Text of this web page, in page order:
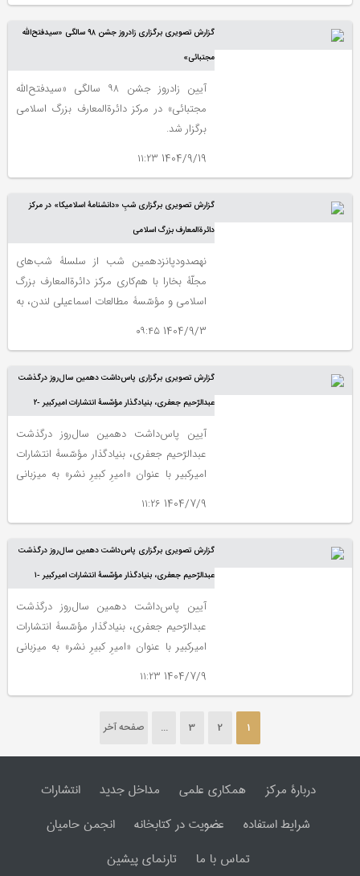
گزارش تصویری برگزاری زادروز جشن ٩٨ سالگی «سیدفتح‌الله
مجتبائی»
آیین زادروز جشن ٩٨ سالگی «سیدفتح‌الله
مجتبائی» در مرکز دائرةالمعارف بزرگ اسلامی
برگزار شد.
1404/9/19 ۱۱:۲۳
گزارش تصویری برگزاری شبِ «دانشنامۀ اسلامیکا» در مرکز
دائرةالمعارف بزرگ اسلامی
نهصدودپانزدهمین شب از سلسلۀ شب‌های
مجلّۀ بخارا با هم‌کاری مرکز دائرةالمعارف بزرگ
اسلامی و مؤسّسۀ مطالعات اسماعیلی لندن، به
1404/9/3 ۰۹:۴۵
گزارش تصویری برگزاری پاس‌داشت دهمین سال‌روز درگذشت
عبدالرّحیم جعفری، بنیادگذار مؤسّسۀ انتشارات امیرکبیر -۲
آیین پاس‌داشت دهمین سال‌روز درگذشت
عبدالرّحیم جعفری، بنیادگذار مؤسّسۀ انتشارات
امیرکبیر با عنوان «امیرِ کبیرِ نشر» به میزبانی
1404/7/9 ۱۱:۲۶
گزارش تصویری برگزاری پاس‌داشت دهمین سال‌روز درگذشت
عبدالرّحیم جعفری، بنیادگذار مؤسّسۀ انتشارات امیرکبیر -۱
آیین پاس‌داشت دهمین سال‌روز درگذشت
عبدالرّحیم جعفری، بنیادگذار مؤسّسۀ انتشارات
امیرکبیر با عنوان «امیرِ کبیرِ نشر» به میزبانی
1404/7/9 ۱۱:۲۳
1
2
3
... صفحه آخر
دربارۀ مرکز همکاری علمی مداخل جدید
انتشارات
شرایط استفاده
عضویت در کتابخانه
انجمن حامیان
تماس با ما
تارنمای پیشین